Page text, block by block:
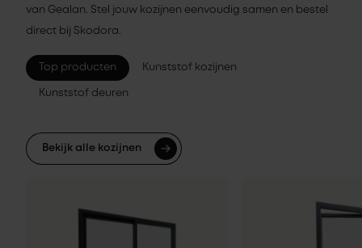
van Gealan. Stel jouw kozijnen eenvoudig samen en bestel
direct bij Skodora.
Top producten Kunststof kozijnen
Kunststof deuren
Bekijk alle kozijnen